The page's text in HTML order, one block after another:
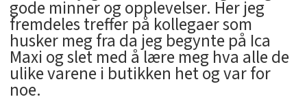
gode minner og opplevelser. Her jeg
fremdeles treffer på kollegaer som
husker meg fra da jeg begynte på Ica
Maxi og slet med å lære meg hva alle de
ulike varene i butikken het og var for
noe.